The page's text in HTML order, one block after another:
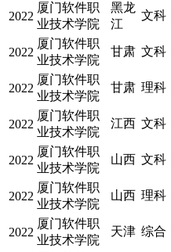
2022
厦门软件职
业技术学院
黑龙
江
文科
2022
厦门软件职
业技术学院
甘肃 文科
2022
厦门软件职
业技术学院
甘肃 理科
2022
厦门软件职
业技术学院
江西 文科
2022
厦门软件职
业技术学院
山西 文科
2022
厦门软件职
业技术学院
山西 理科
2022
厦门软件职
业技术学院
天津 综合